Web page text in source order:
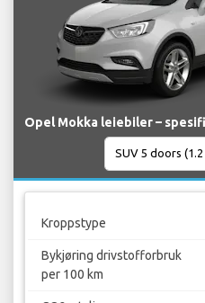
Opel Mokka leiebiler –
Kroppstype
Bykjøring drivstofforbruk
per 100 km